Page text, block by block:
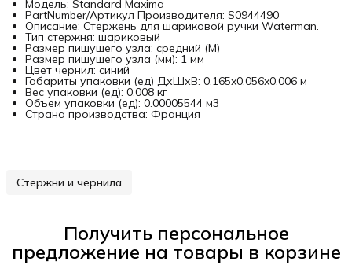
Модель: Standard Maxima
PartNumber/Артикул Производителя: S0944490
Описание: Стержень для шариковой ручки Waterman.
Тип стержня: шариковый
Размер пишущего узла: средний (M)
Размер пишущего узла (мм): 1 мм
Цвет чернил: синий
Габариты упаковки (ед) ДхШхВ: 0.165x0.056x0.006 м
Вес упаковки (ед): 0.008 кг
Объем упаковки (ед): 0.00005544 м3
Страна производства: Франция
Стержни и чернила
Получить персональное
предложение на товары в корзине